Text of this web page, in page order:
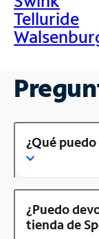
Telluride
¿Qué
¿Puedo
tienda de